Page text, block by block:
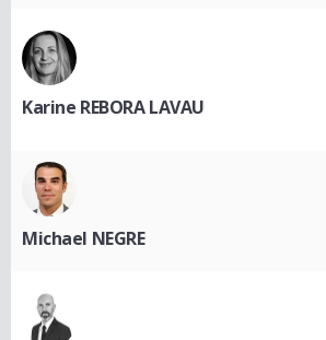
Karine REBORA LAVAU
Michael NEGRE